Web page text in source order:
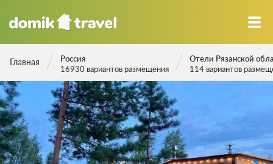
Главная
Россия
16930 вариантов размещения
Отели Рязанской
114 вариантов